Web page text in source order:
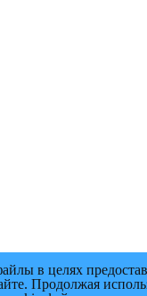
в целях
Продолжая